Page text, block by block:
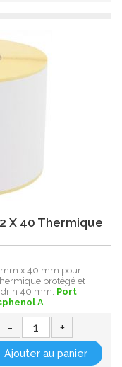
X 40 Thermique
x 40 mm pour
protégé et
40 mm. Port
A
- +
Ajouter au panier